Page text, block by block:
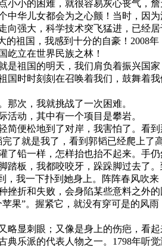
小的困难，就很容易灰心丧气，
中华儿女都会为之心颤！当时，因
向强大，科学技术突飞猛进，已经
的祖国，我感到十分的自豪！2008
屹立在世界民族之林！
祖国的明天，我们肩负着振兴国
国时时刻刻在召唤着我们，鼓舞着我
次，我就挑战了一次困难。
动，其中有一个项目是攀岩。
便松地到了对岸，我害怕了。看
了就是我了，看到郭韬已经爬上
了铅一样，怎样抬也抬不起来。手
踏板，我都咬咬牙，跺跺脚过去了
，我一下扑到她身上。阵阵春风吹
折和失败，会身陷某些意料之外
果”。握紧它，就没有穿可是的风
显刺眼；又像是身上的伤疤，看起
乐派的代表人物之一。1798年听